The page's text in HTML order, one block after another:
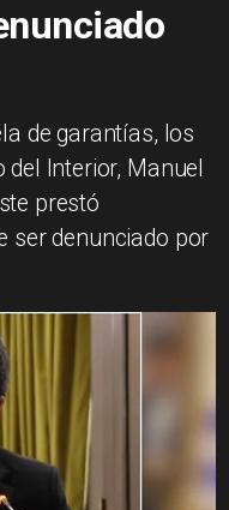
de garantías, los
Interior, Manuel
prestó
ser denunciado por